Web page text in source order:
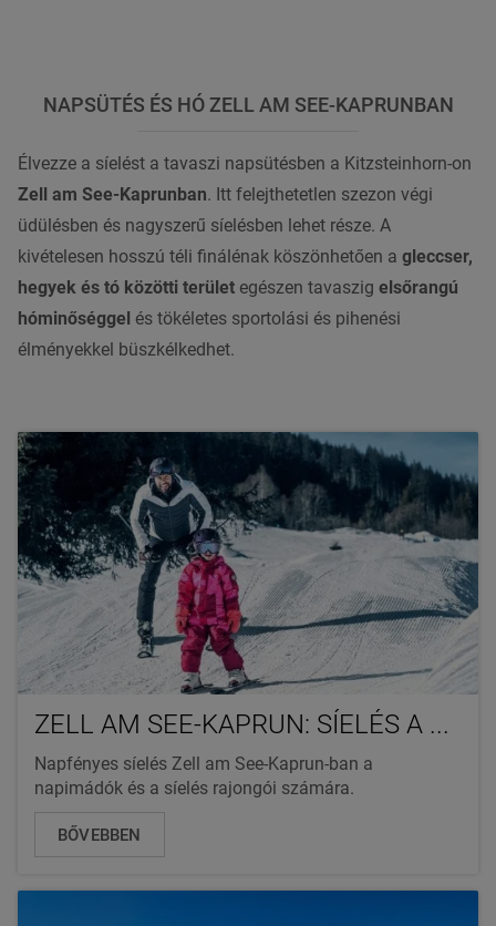
NAPSÜTÉS ÉS HÓ ZELL AM SEE-KAPRUNBAN
Élvezze a síelést a tavaszi napsütésben a Kitzsteinhorn-on
Zell am See-Kaprunban. Itt felejthetetlen szezon végi
üdülésben és nagyszerű síelésben lehet része. A
kivételesen hosszú téli finálénak köszönhetően a gleccser,
hegyek és tó közötti terület egészen tavaszig elsőrangú
hóminőséggel és tökéletes sportolási és pihenési
élményekkel büszkélkedhet.
ZELL AM SEE-KAPRUN: SÍELÉS A ...
Napfényes síelés Zell am See-Kaprun-ban a
napimádók és a síelés rajongói számára.
BŐVEBBEN